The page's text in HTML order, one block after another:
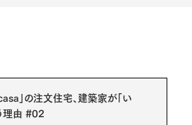
」の注文住宅、建築家が「い
理由 #02